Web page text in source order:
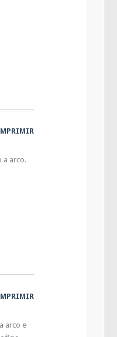
arco.
arco e